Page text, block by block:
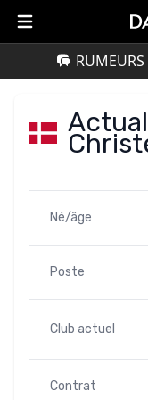
RUMEURS
Né/âge
Poste
Club actuel
Contrat